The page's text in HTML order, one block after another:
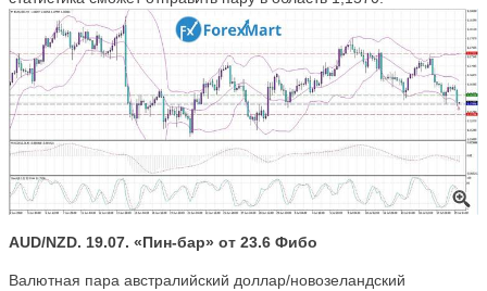
AUD/NZD. 19.07. «Пин-бар» от 23.6 Фибо
Валютная пара австралийский доллар/новозеландский